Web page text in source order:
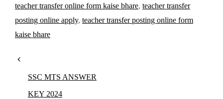
teacher transfer online form kaise bhare, teacher transfer
posting online apply, teacher transfer posting online form
kaise bhare
SSC MTS ANSWER
KEY 2024